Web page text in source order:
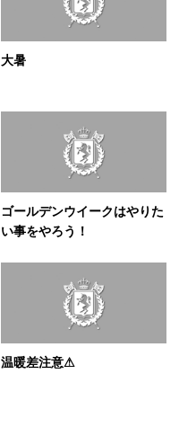
大暑
ゴールデンウイークはやりた
い事をやろう！
温暖差注意⚠